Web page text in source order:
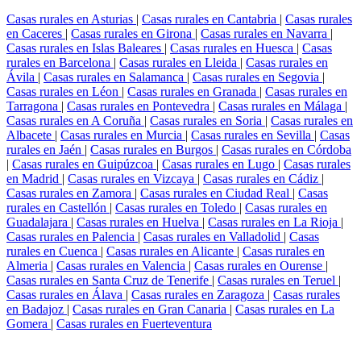
Casas rurales en Asturias | Casas rurales en Cantabria | Casas rurales
en Caceres | Casas rurales en Girona | Casas rurales en Navarra |
Casas rurales en Islas Baleares | Casas rurales en Huesca | Casas
rurales en Barcelona | Casas rurales en Lleida | Casas rurales en
Ávila | Casas rurales en Salamanca | Casas rurales en Segovia |
Casas rurales en Léon | Casas rurales en Granada | Casas rurales en
Tarragona | Casas rurales en Pontevedra | Casas rurales en Málaga |
Casas rurales en A Coruña | Casas rurales en Soria | Casas rurales en
Albacete | Casas rurales en Murcia | Casas rurales en Sevilla | Casas
rurales en Jaén | Casas rurales en Burgos | Casas rurales en Córdoba
| Casas rurales en Guipúzcoa | Casas rurales en Lugo | Casas rurales
en Madrid | Casas rurales en Vizcaya | Casas rurales en Cádiz |
Casas rurales en Zamora | Casas rurales en Ciudad Real | Casas
rurales en Castellón | Casas rurales en Toledo | Casas rurales en
Guadalajara | Casas rurales en Huelva | Casas rurales en La Rioja |
Casas rurales en Palencia | Casas rurales en Valladolid | Casas
rurales en Cuenca | Casas rurales en Alicante | Casas rurales en
Almeria | Casas rurales en Valencia | Casas rurales en Ourense |
Casas rurales en Santa Cruz de Tenerife | Casas rurales en Teruel |
Casas rurales en Álava | Casas rurales en Zaragoza | Casas rurales
en Badajoz | Casas rurales en Gran Canaria | Casas rurales en La
Gomera | Casas rurales en Fuerteventura